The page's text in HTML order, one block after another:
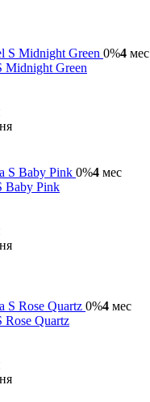
0%4 мес
Midnight Green
0%4 мес
Baby Pink
0%4 мес
Rose Quartz